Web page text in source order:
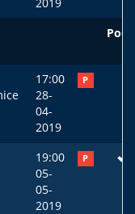
17:00
28-
04-
2019
P
19:00
05-
05-
2019
P